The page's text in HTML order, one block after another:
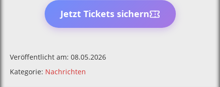
Jetzt Tickets sichern
Veröffentlicht am: 08.05.2026
Kategorie: Nachrichten